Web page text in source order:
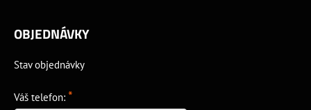
OBJEDNÁVKY
Stav objednávky
Váš telefon: *